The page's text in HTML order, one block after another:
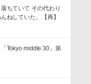
ちていて その代わり
ねしていた。【再】
Tokyo middle 30」第